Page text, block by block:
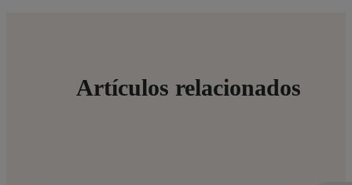
Artículos relacionados